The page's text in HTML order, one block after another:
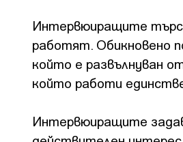
Интервюиращите
работят. Обикновено
който е развълнуван
който работи
Интервюиращите